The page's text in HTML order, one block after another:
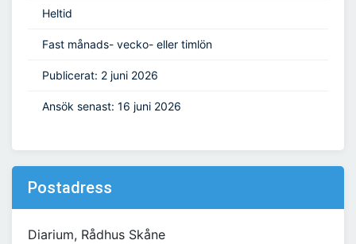
Heltid
Fast månads- vecko- eller timlön
Publicerat: 2 juni 2026
Ansök senast: 16 juni 2026
Postadress
Diarium, Rådhus Skåne